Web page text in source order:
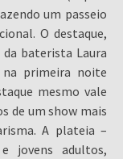
um passeio
O destaque,
baterista Laura
na primeira noite
mesmo vale
de um show mais
A plateia –
jovens adultos,